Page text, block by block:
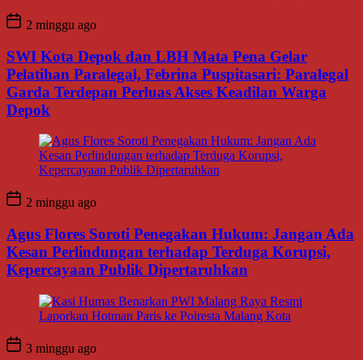
2 minggu ago
SWI Kota Depok dan LBH Mata Pena Gelar
Pelatihan Paralegal, Febrina Puspitasari: Paralegal
Garda Terdepan Perluas Akses Keadilan Warga
Depok
2 minggu ago
Agus Flores Soroti Penegakan Hukum: Jangan Ada
Kesan Perlindungan terhadap Terduga Korupsi,
Kepercayaan Publik Dipertaruhkan
3 minggu ago